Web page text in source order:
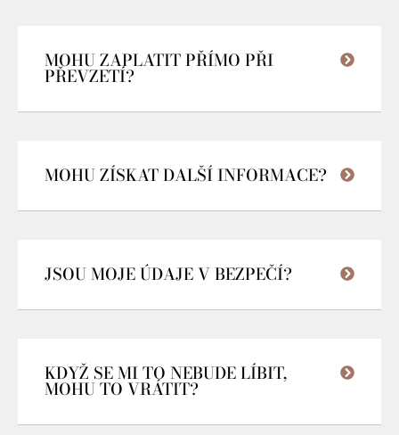
MOHU ZAPLATIT PŘÍMO PŘI
PŘEVZETÍ?
MOHU ZÍSKAT DALŠÍ INFORMACE?
JSOU MOJE ÚDAJE V BEZPEČÍ?
KDYŽ SE MI TO NEBUDE LÍBIT,
MOHU TO VRÁTIT?